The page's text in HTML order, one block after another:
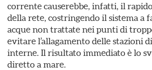
corrente causerebbe, infatti, il
della rete, costringendo il sistema a
acque non trattate nei punti di
evitare l’allagamento delle stazioni
interne. Il risultato immediato è lo
diretto a mare.